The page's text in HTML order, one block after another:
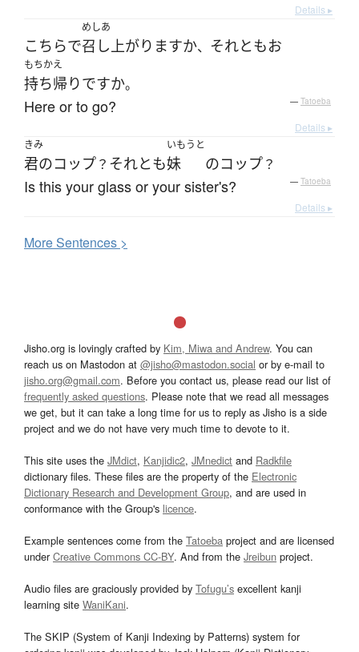
Details ▸
こちらで
めしあ
召し上がりますか、 それともお
もちかえ
持ち帰りですか。
Here or to go? — Tatoeba
Details ▸
きみ
君のコップ？ それとも
いもうと
妹 のコップ？
Is this your glass or your sister's? — Tatoeba
Details ▸
MoreSentences >
Jisho.org is lovingly crafted by Kim, Miwa and Andrew. You can
reach us on Mastodon at @jisho@mastodon.social or by e-mail to
jisho.org@gmail.com. Before you contact us, please read our list of
frequently asked questions. Please note that we read all messages
we get, but it can take a long time for us to reply as Jisho is a side
project and we do not have very much time to devote to it.
This site uses the JMdict, Kanjidic2, JMnedict and Radkfile
dictionary files. These files are the property of the Electronic
Dictionary Research and Development Group, and are used in
conformance with the Group's licence.
Example sentences come from the Tatoeba project and are licensed
underCreative Commons CC-BY. And from the Jreibun project.
Audio files are graciously provided by Tofugu’s excellent kanji
learning site WaniKani.
The SKIP (System of Kanji Indexing by Patterns) system for